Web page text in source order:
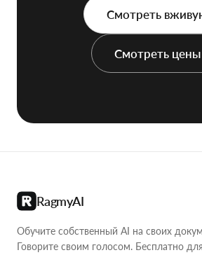
Смотреть
Смотреть цены
RagmyAI
Обучите собственный AI на своих
Говорите своим голосом. Бесплатно